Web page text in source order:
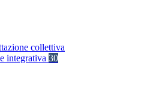
collettiva
integrativa 30